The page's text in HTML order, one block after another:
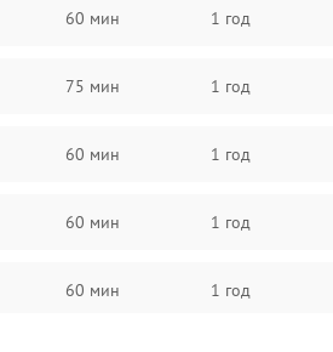
60 мин 1 год
75 мин 1 год
60 мин 1 год
60 мин 1 год
60 мин 1 год